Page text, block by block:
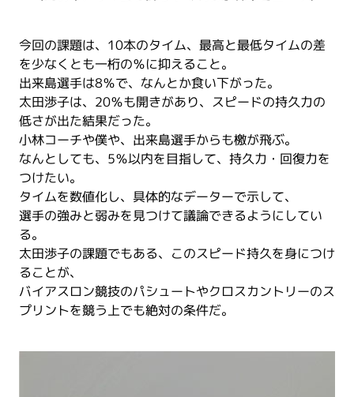
今回の課題は、10本のタイム、最高と最低タイムの差
を少なくとも一桁の％に抑えること。
出来島選手は8％で、なんとか食い下がった。
太田渉子は、20％も開きがあり、スピードの持久力の
低さが出た結果だった。
小林コーチや僕や、出来島選手からも檄が飛ぶ。
なんとしても、5％以内を目指して、持久力・回復力を
つけたい。
タイムを数値化し、具体的なデーターで示して、
選手の強みと弱みを見つけて議論できるようにしてい
る。
太田渉子の課題でもある、このスピード持久を身につけ
ることが、
バイアスロン競技のパシュートやクロスカントリーのス
プリントを競う上でも絶対の条件だ。